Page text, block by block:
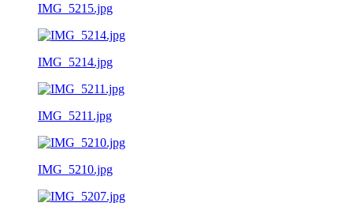
IMG_5215.jpg
IMG_5214.jpg
IMG_5211.jpg
IMG_5210.jpg